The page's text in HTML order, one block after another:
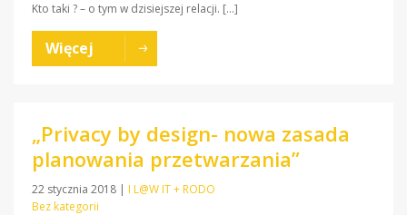
Kto taki ? – o tym w dzisiejszej relacji. […]
Więcej
„Privacy by design- nowa zasada
planowania przetwarzania”
22 stycznia 2018 | I L@W IT + RODO
Bez kategorii